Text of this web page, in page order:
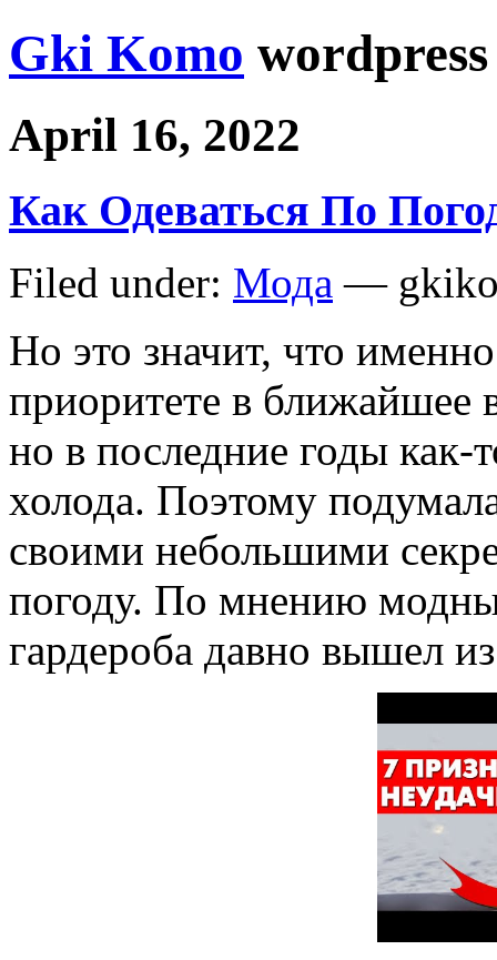
Gki Komo
April 16, 2022
Как Одеваться По
Filed under: Мода —
Но это значит, что
приоритете в
но в последние годы как-
холода. Поэтому
своими небольшими
погоду. По мнению
гардероба давно вышел